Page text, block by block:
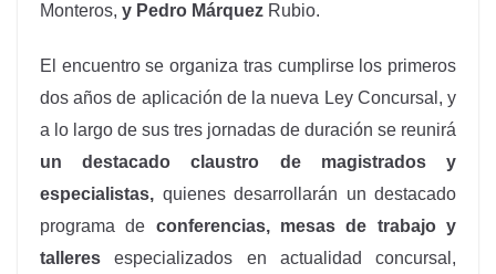
Monteros, y Pedro Márquez Rubio.
El encuentro se organiza tras cumplirse los primeros
dos años de aplicación de la nueva Ley Concursal, y
a lo largo de sus tres jornadas de duración se reunirá
un destacado claustro de magistrados y
especialistas, quienes desarrollarán un destacado
programa de conferencias, mesas de trabajo y
talleres especializados en actualidad concursal,